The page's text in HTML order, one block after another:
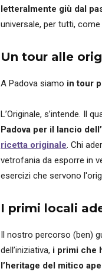
letteralmente giù dal
universale, per tutti,
Un tour alle
A Padova siamo in tour
L’Originale, s’intende. Il
Padova per il lancio
ricetta originale. Chi
vetrofania da esporre in
esercizi che servono
I primi locali
Il nostro percorso (ben)
dell’iniziativa, i primi che
l’heritage del mitico